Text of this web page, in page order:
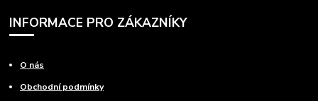
INFORMACE PRO ZÁKAZNÍKY
O nás
Obchodní podmínky